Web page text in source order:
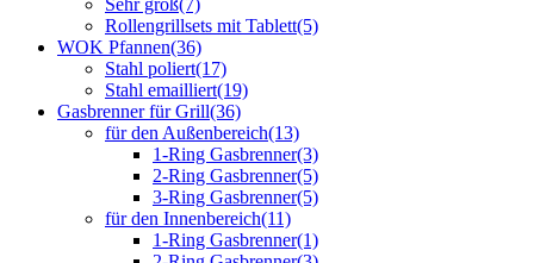
Sehr groß(7)
Rollengrillsets mit Tablett(5)
WOK Pfannen(36)
Stahl poliert(17)
Stahl emailliert(19)
Gasbrenner für Grill(36)
für den Außenbereich(13)
1-Ring Gasbrenner(3)
2-Ring Gasbrenner(5)
3-Ring Gasbrenner(5)
für den Innenbereich(11)
1-Ring Gasbrenner(1)